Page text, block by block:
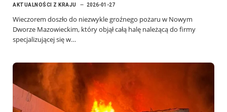
AKTUALNOŚCI Z KRAJU 2026-01-27
Wieczorem doszło do niezwykle groźnego pożaru w Nowym
Dworze Mazowieckim, który objął całą halę należącą do firmy
specjalizującej się w…